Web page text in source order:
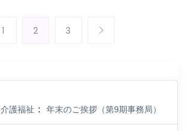
1 2 3
介護福祉 ： 年末のご挨拶（第9期事務局）